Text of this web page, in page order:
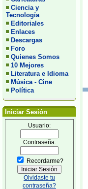
Ciencia y
Tecnología
Editoriales
Enlaces
Descargas
Foro
Quienes Somos
10 Mejores
Literatura e Idioma
Música - Cine
Política
Iniciar Sesión
Usuario:
Contraseña:
Recordarme?
Olvidaste tu
contraseña?